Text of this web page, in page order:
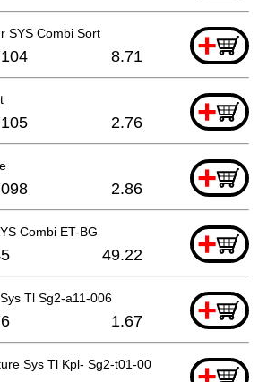
SYS Combi Sort +
8.71
+
2.76
+
2.86
Combi ET-BG +
49.22
Tl Sg2-a11-006 +
1.67
Sys Tl Kpl- Sg2-t01-002